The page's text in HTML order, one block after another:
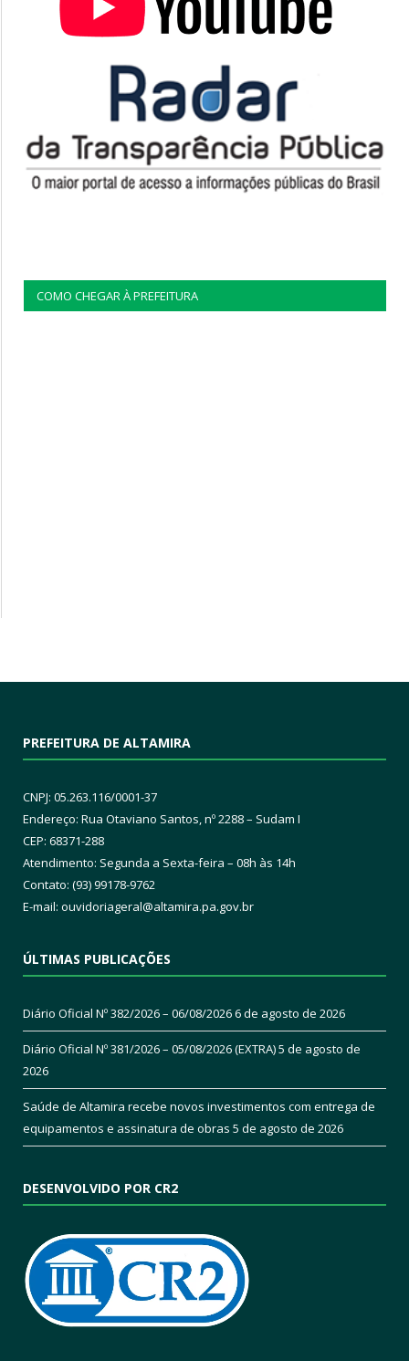
COMO CHEGAR À PREFEITURA
PREFEITURA DE ALTAMIRA
CNPJ: 05.263.116/0001-37
Endereço: Rua Otaviano Santos, nº 2288 – Sudam I
CEP: 68371-288
Atendimento: Segunda a Sexta-feira – 08h às 14h
Contato: (93) 99178-9762
E-mail: ouvidoriageral@altamira.pa.gov.br
ÚLTIMAS PUBLICAÇÕES
Diário Oficial Nº 382/2026 – 06/08/20266 de agosto de 2026
Diário Oficial Nº 381/2026 – 05/08/2026 (EXTRA)5 de agosto de
2026
Saúde de Altamira recebe novos investimentos com entrega de
equipamentos e assinatura de obras 5 de agosto de 2026
DESENVOLVIDO POR CR2